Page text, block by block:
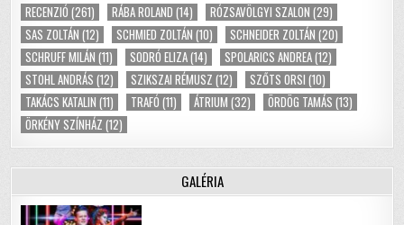
RECENZIÓ (261) RÁBA ROLAND (14) RÓZSAVÖLGYI SZALON (29)
SAS ZOLTÁN (12) SCHMIED ZOLTÁN (10) SCHNEIDER ZOLTÁN (20)
SCHRUFF MILÁN (11) SODRÓ ELIZA(14) SPOLARICS ANDREA(12)
STOHL ANDRÁS (12) SZIKSZAI RÉMUSZ (12) SZŐTS ORSI (10)
TAKÁCS KATALIN (11) TRAFÓ (11) ÁTRIUM (32) ÖRDÖG TAMÁS (13)
ÖRKÉNY SZÍNHÁZ (12)
GALÉRIA